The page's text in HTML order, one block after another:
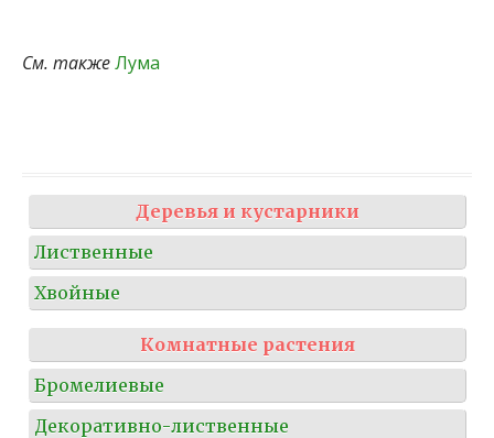
См. такжеЛума
Деревья и кустарники
Лиственные
Хвойные
Комнатные растения
Бромелиевые
Декоративно-лиственные